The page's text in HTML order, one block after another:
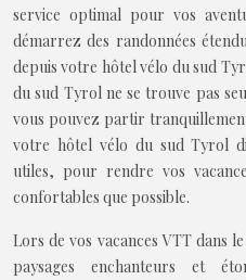
service optimal pour vos
démarrez des randonnées
depuis votre hôtel vélo du sud
du sud Tyrol ne se trouve pas
vous pouvez partir
votre hôtel vélo du sud Tyrol
utiles, pour rendre vos
confortables que possible.
Lors de vos vacances VTT dans
paysages enchanteurs et